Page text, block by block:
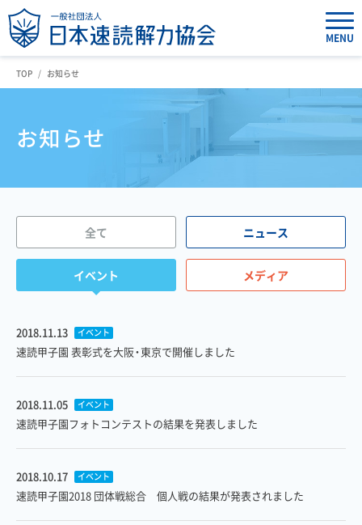
MENU
TOP お知らせ
お知らせ
全て ニュース
イベント メディア
2018.11.13 イベント
速読甲子園 表彰式を大阪・東京で開催しました
2018.11.05 イベント
速読甲子園フォトコンテストの結果を発表しました
2018.10.17 イベント
速読甲子園2018 団体戦総合 個人戦の結果が発表されました